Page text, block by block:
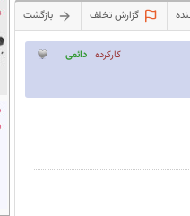
گزارش تخلف بازگشت
کارکرده دائمی